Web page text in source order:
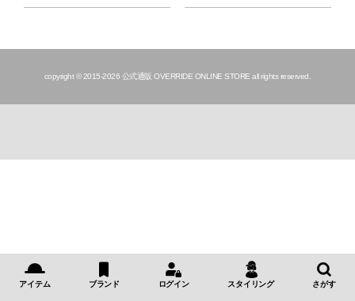
copyright © 2015-2026 公式通販 OVERRIDE ONLINE STORE all rights reserved.
アイテム ブランド ログイン スタイリング さがす